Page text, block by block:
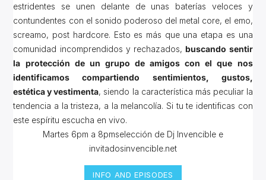
estridentes se unen delante de unas baterías veloces y
contundentes con el sonido poderoso del metal core, el emo,
screamo, post hardcore. Esto es más que una etapa es una
comunidad incomprendidos y rechazados,buscando sentir
la protección de un grupo de amigos con el que nos
identificamos compartiendo sentimientos, gustos,
estética y vestimenta, siendo la característica más peculiar la
tendencia a la tristeza, a la melancolía. Si tu te identificas con
este espíritu escucha en vivo.
Martes 6pm a 8pmselección de Dj Invencible e
invitadosinvencible.net
INFO AND EPISODES